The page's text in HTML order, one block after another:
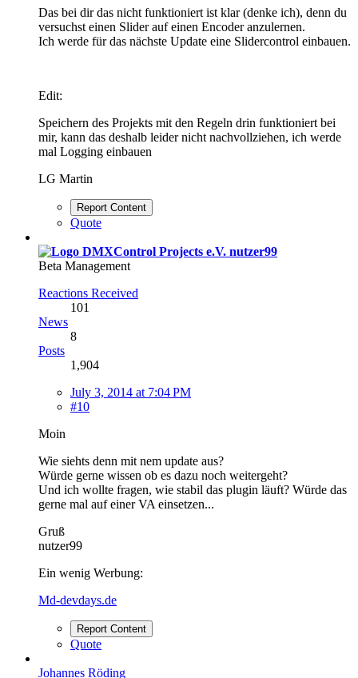
Das bei dir das nicht funktioniert ist klar (denke ich), denn du
versuchst einen Slider auf einen Encoder anzulernen.
Ich werde für das nächste Update eine Slidercontrol einbauen.
Edit:
Speichern des Projekts mit den Regeln drin funktioniert bei
mir, kann das deshalb leider nicht nachvollziehen, ich werde
mal Logging einbauen
LG Martin
Report Content
Quote
nutzer99
Beta Management
Reactions Received
101
News
8
Posts
1,904
July 3, 2014 at 7:04 PM
#10
Moin
Wie siehts denn mit nem update aus?
Würde gerne wissen ob es dazu noch weitergeht?
Und ich wollte fragen, wie stabil das plugin läuft? Würde das
gerne mal auf einer VA einsetzen...
Gruß
nutzer99
Ein wenig Werbung:
Md-devdays.de
Report Content
Quote
Johannes Röding